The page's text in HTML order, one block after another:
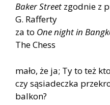
Baker Street zgodnie z
G. Rafferty
za to One night in
The Chess
mało, że ja; Ty to też
czy sąsiadeczka
balkon?